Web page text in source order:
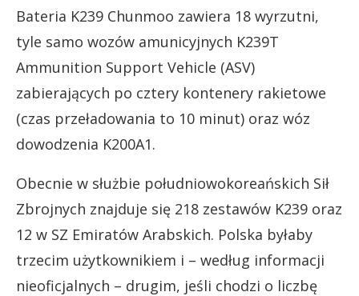
Bateria K239 Chunmoo zawiera 18 wyrzutni,
tyle samo wozów amunicyjnych K239T
Ammunition Support Vehicle (ASV)
zabierających po cztery kontenery rakietowe
(czas przeładowania to 10 minut) oraz wóz
dowodzenia K200A1.
Obecnie w służbie południowokoreańskich Sił
Zbrojnych znajduje się 218 zestawów K239 oraz
12 w SZ Emiratów Arabskich. Polska byłaby
trzecim użytkownikiem i – według informacji
nieoficjalnych – drugim, jeśli chodzi o liczbę